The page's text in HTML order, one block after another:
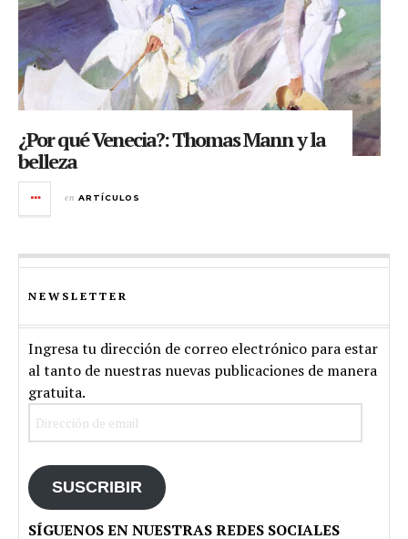
¿Por qué Venecia?: Thomas Mann y la
belleza
en ARTÍCULOS
NEWSLETTER
Ingresa tu dirección de correo electrónico para estar
al tanto de nuestras nuevas publicaciones de manera
gratuita.
SUSCRIBIR
SÍGUENOS EN NUESTRAS REDES SOCIALES